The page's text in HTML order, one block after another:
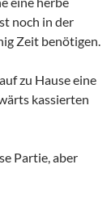
noch in der
Zeit benötigen.
zu Hause eine
kassierten
Partie, aber